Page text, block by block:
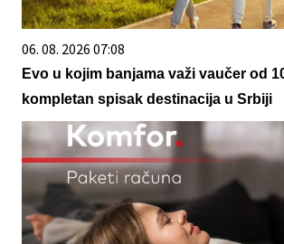
06. 08. 2026 07:08
Evo u kojim banjama važi vaučer od
kompletan spisak destinacija u Srbiji